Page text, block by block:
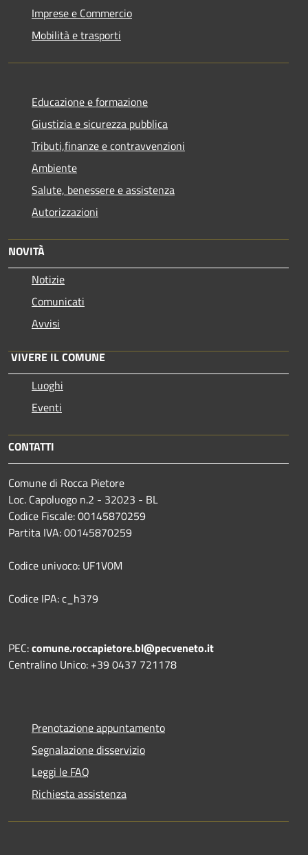
Imprese e Commercio
Mobilità e trasporti
Educazione e formazione
Giustizia e sicurezza pubblica
Tributi,finanze e contravvenzioni
Ambiente
Salute, benessere e assistenza
Autorizzazioni
NOVITÀ
Notizie
Comunicati
Avvisi
VIVERE IL COMUNE
Luoghi
Eventi
CONTATTI
Comune di Rocca Pietore
Loc. Capoluogo n.2 - 32023 - BL
Codice Fiscale: 00145870259
Partita IVA: 00145870259
Codice univoco: UF1V0M
Codice IPA: c_h379
PEC:comune.roccapietore.bl@pecveneto.it
Centralino Unico: +39 0437 721178
Prenotazione appuntamento
Segnalazione disservizio
Leggi le FAQ
Richiesta assistenza